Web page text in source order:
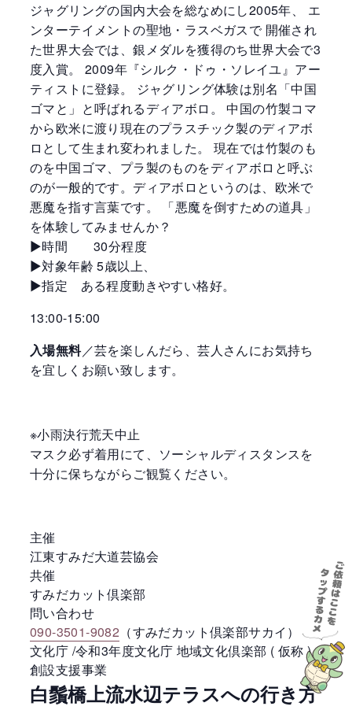
ジャグリングの国内大会を総なめにし2005年、 エ
ンターテイメントの聖地・ラスベガスで 開催され
た世界大会では、銀メダルを獲得のち世界大会で3
度入賞。 2009年『シルク・ドゥ・ソレイユ』アー
ティストに登録。 ジャグリング体験は別名「中国
ゴマと」と呼ばれるディアボロ。 中国の竹製コマ
から欧米に渡り現在のプラスチック製のディアボ
ロとして生まれ変われました。 現在では竹製のも
のを中国ゴマ、プラ製のものをディアボロと呼ぶ
のが一般的です。ディアボロというのは、欧米で
悪魔を指す言葉です。 「悪魔を倒すための道具」
を体験してみませんか？
▶︎時間 30分程度
▶︎対象年齢 5歳以上、
▶︎指定 ある程度動きやすい格好。
13:00-15:00
入場無料／芸を楽しんだら、芸人さんにお気持ち
を宜しくお願い致します。
※小雨決行荒天中止
マスク必ず着用にて、ソーシャルディスタンスを
十分に保ちながらご観覧ください。
主催
江東すみだ大道芸協会
共催
すみだカット倶楽部
問い合わせ
090-3501-9082 （すみだカット倶楽部サカイ）
文化庁 /令和3年度文化庁 地域文化倶楽部 ( 仮称 )
創設支援事業
白鬚橋上流水辺テラスへの行き方